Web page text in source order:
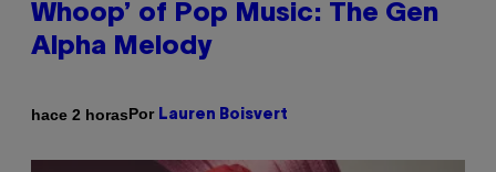
Whoop’ of Pop Music: The Gen
Alpha Melody
hace 2 horasPor Lauren Boisvert